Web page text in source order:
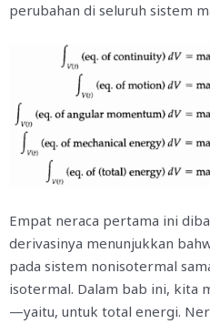
perubahan di seluruh sistem
Empat neraca pertama ini
derivasinya menunjukkan
pada sistem nonisotermal
isotermal. Dalam bab ini, kita
—yaitu, untuk total energi.